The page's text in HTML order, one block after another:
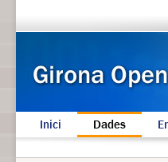
Inici Dades